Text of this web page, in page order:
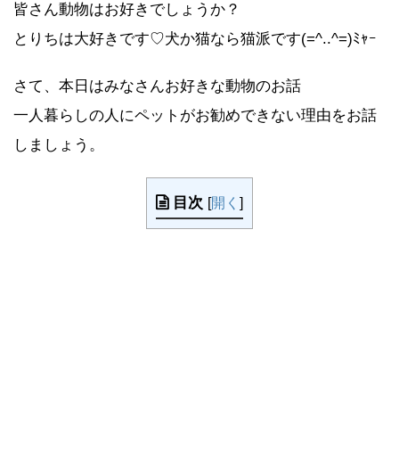
皆さん動物はお好きでしょうか？
とりちは大好きです♡犬か猫なら猫派です(=^..^=)ﾐｬｰ
さて、本日はみなさんお好きな動物のお話
一人暮らしの人にペットがお勧めできない理由をお話
しましょう。
目次 [開く ]